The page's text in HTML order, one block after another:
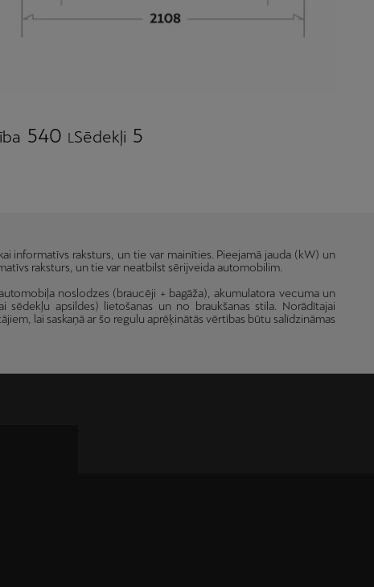
540 L Sēdekļi 5
informatīvs raksturs, un tie var mainīties. Pieejamā jauda (kW) un
raksturs, un tie var neatbilst sērijveida automobilim.
noslodzes (braucēji + bagāža), akumulatora vecuma un
apsildes) lietošanas un no braukšanas stila. Norādītajai
lai saskaņā ar šo regulu aprēķinātās vērtības būtu salīdzināmas